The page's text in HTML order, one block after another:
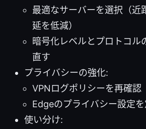
最適なサーバーを選択（近
延を低減）
暗号化レベルとプロトコル
直す
プライバシーの強化:
VPNログポリシーを再確認
Edgeのプライバシー設定
使い分け: